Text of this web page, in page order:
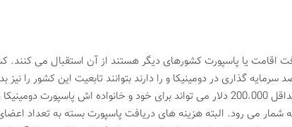
یا پاسپورت کشورهای دیگر هستند از آن استقبال می کنند.
گذاری در دومینیکا و را دارند بتوانند تابعیت این کشور را نیز
طور کلی شرایط سختی برای این امر وجود ندارد و شخص با خرید ملک به ارزش حداقل 200.000 دلار می تواند برای خود و خانواده
می رود. البته هزینه های دریافت پاسپورت بسته به تعداد اعضای